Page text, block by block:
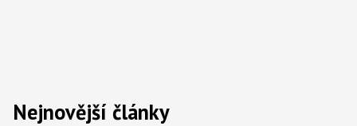
Nejnovější články